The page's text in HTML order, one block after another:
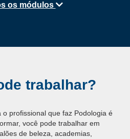
os módulos
trabalhar?
profissional que faz Podologia é
você pode trabalhar em
de beleza, academias,